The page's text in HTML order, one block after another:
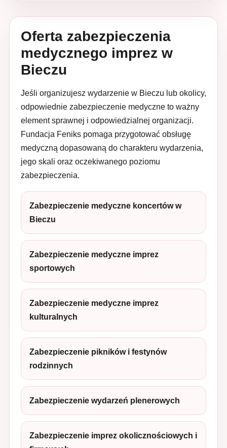
Oferta zabezpieczenia
medycznego imprez w
Bieczu
Jeśli organizujesz wydarzenie w Bieczu lub okolicy,
odpowiednie zabezpieczenie medyczne to ważny
element sprawnej i odpowiedzialnej organizacji.
Fundacja Feniks pomaga przygotować obsługę
medyczną dopasowaną do charakteru wydarzenia,
jego skali oraz oczekiwanego poziomu
zabezpieczenia.
Zabezpieczenie medyczne koncertów w
Bieczu
Zabezpieczenie medyczne imprez
sportowych
Zabezpieczenie medyczne imprez
kulturalnych
Zabezpieczenie pikników i festynów
rodzinnych
Zabezpieczenie wydarzeń plenerowych
Zabezpieczenie imprez okolicznościowych i